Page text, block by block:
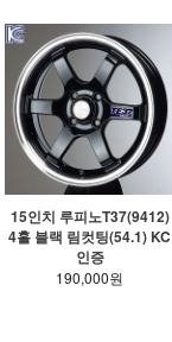
15인치 루피노T37(9412)
4홀 블랙 림컷팅(54.1) KC
인증
190,000원